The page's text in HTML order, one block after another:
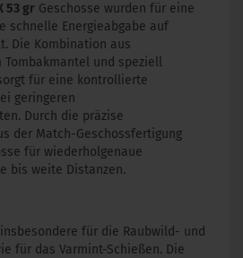
53 gr Geschosse wurden für eine
schnelle Energieabgabe auf
Die Kombination aus
Tombakmantel und speziell
für eine kontrollierte
geringeren
Durch die präzise
der Match-Geschossfertigung
für wiederholgenaue
bis weite Distanzen.
für die Raubwild- und
für das Varmint-Schießen. Die